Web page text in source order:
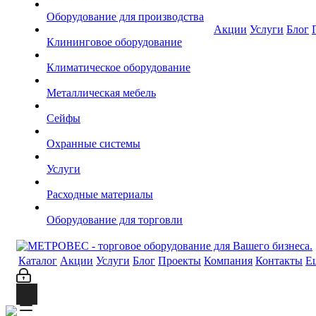
Оборудование для производства
Клининговое оборудование
Климатическое оборудование
Металлическая мебель
Сейфы
Охранные системы
Услуги
Расходные материалы
Оборудование для торговли
Акции Услуги Блог
Каталог Акции Услуги Блог Проекты Компания Контакты